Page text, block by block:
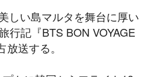
しい島マルタを舞台に厚い
行記『BTS BON VOYAGE
送する。